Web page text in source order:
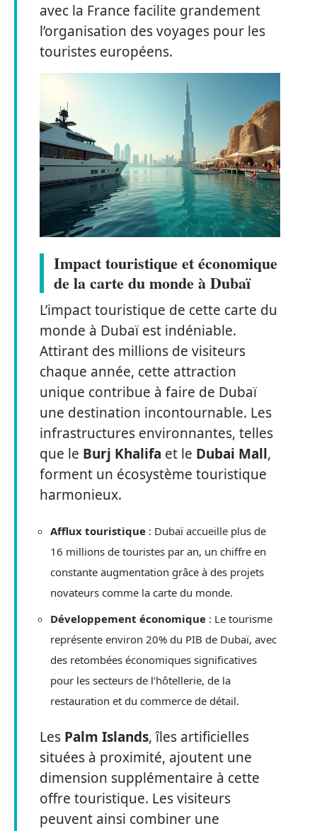
avec la France facilite grandement
l’organisation des voyages pour les
touristes européens.
Impact touristique et économique
de la carte du monde à Dubaï
L’impact touristique de cette carte du
monde à Dubaï est indéniable.
Attirant des millions de visiteurs
chaque année, cette attraction
unique contribue à faire de Dubaï
une destination incontournable. Les
infrastructures environnantes, telles
que le Burj Khalifa et le Dubai Mall,
forment un écosystème touristique
harmonieux.
Afflux touristique : Dubaï accueille plus de
16 millions de touristes par an, un chiffre en
constante augmentation grâce à des projets
novateurs comme la carte du monde.
Développement économique : Le tourisme
représente environ 20% du PIB de Dubaï, avec
des retombées économiques significatives
pour les secteurs de l’hôtellerie, de la
restauration et du commerce de détail.
Les Palm Islands, îles artificielles
situées à proximité, ajoutent une
dimension supplémentaire à cette
offre touristique. Les visiteurs
peuvent ainsi combiner une